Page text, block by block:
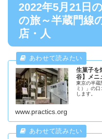
2022年5月21日
の旅～半蔵門線
店・人
生菓子を
谷】メニ
東京の半蔵
ミ）」の
します。
www.practics.org